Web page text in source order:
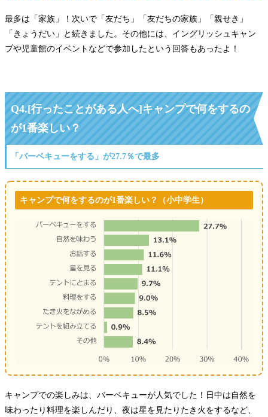
最多は「家族」！次いで「友だち」「友だちの家族」「親せき」
「きょうだい」と続きました。その他には、イングリッシュキャン
プや児童館のイベントなどで参加したという回答もあったよ！
Q4.[行ったことがある人へ]キャンプで何をするの
が1番楽しい？
「バーベキューをする」が27.7％で最多
キャンプで何をするのが1番楽しい？（小中学生）
キャンプでの楽しみは、バーベキューが人気でした！日中は自然を
味わったり料理を楽しんだり、夜は星を見たりたき火をするなど、